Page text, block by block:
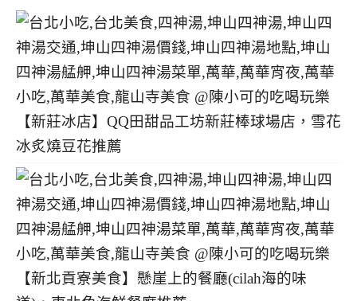
【新莊冰店】QQ田甜品工坊新莊棒球場店，雪花
冰炙燒豆花推薦
【新北貢寮美食】懸崖上的餐廳(cilah海的味